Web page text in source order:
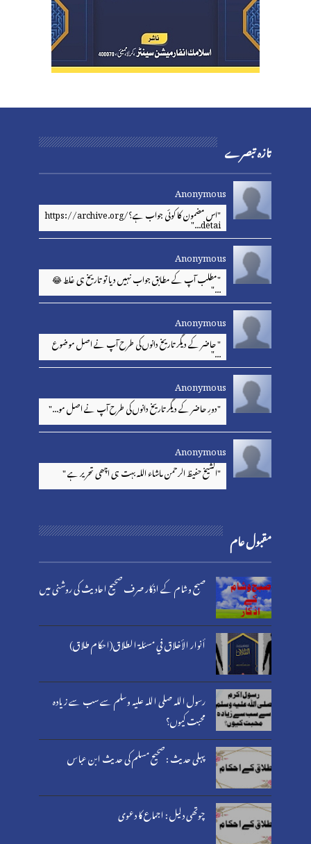
تازہ تبصرے
Anonymous
"اس مضمون کا کوئی جواب ہے؟https://archive.org/ detai..."
Anonymous
"مطلب آپ کے مطابق جواب نہیں دیا تو تاریخ ہی غلط 😂
..."
Anonymous
" حاضر کے دیگر تاریخ دانوں کی طرح آپ نے اصل موضوع
..."
Anonymous
"دورِ حاضر کے دیگر تاریخ دانوں کی طرح آپ نے اصل مو..."
Anonymous
"الشیخ حفیظ الرحمن ماشاء اللہ بہت ہی اچھی تحریر ہے "
مقبول عام
صبح وشام کے اذکار صرف صحیح احادیث کی روشنی میں
أنوار الأخلاق في مسئلة الطلاق(احکام طلاق)
رسول اللہ صلی اللہ علیہ وسلم سے سب سے زیادہ
محبت کیوں؟
پہلی حدیث : صحیح مسلم کی حدیث ابن عباس
چوتھی دلیل : اجماع کا دعوی